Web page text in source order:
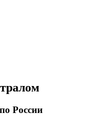
России